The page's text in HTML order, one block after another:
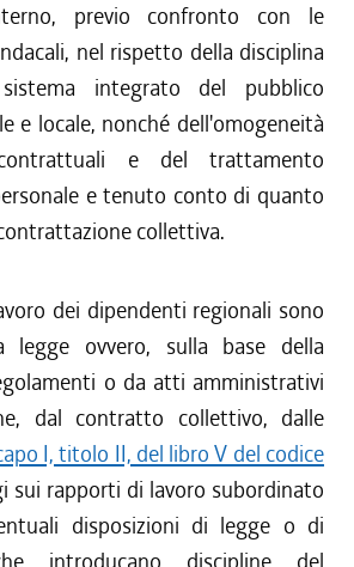
previo confronto con le
nel rispetto della disciplina
integrato del pubblico
e locale, nonché dell'omogeneità
e del trattamento
e tenuto conto di quanto
collettiva.
dei dipendenti regionali sono
legge ovvero, sulla base della
o da atti amministrativi
dal contratto collettivo, dalle
I, titolo II, del libro V del codice
sui rapporti di lavoro subordinato
disposizioni di legge o di